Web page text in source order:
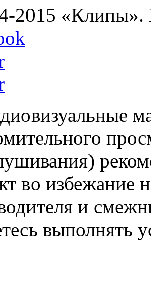
2015 «Клипы».
во избежание
и
выполнять